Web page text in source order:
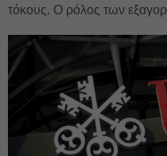
τόκους. Ο ρόλος των